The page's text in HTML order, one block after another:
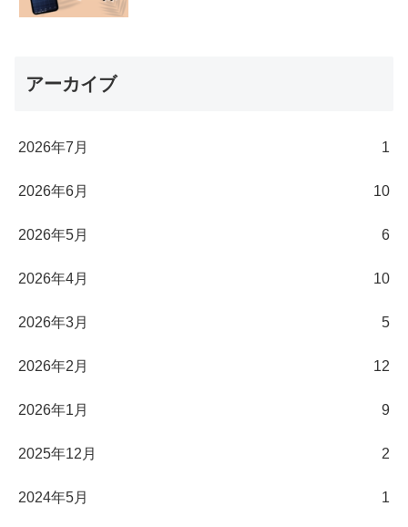
アーカイブ
2026年7月 1
2026年6月 10
2026年5月 6
2026年4月 10
2026年3月 5
2026年2月 12
2026年1月 9
2025年12月 2
2024年5月 1